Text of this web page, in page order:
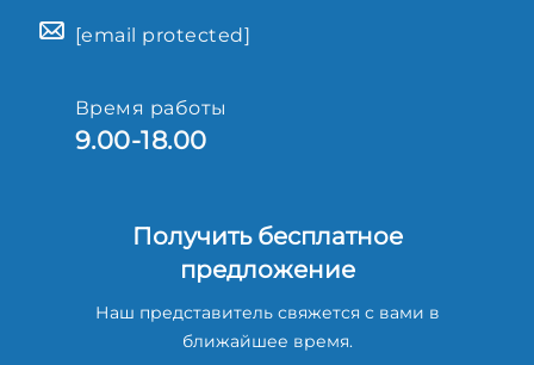
[email protected]
Время работы
9.00-18.00
Получить бесплатное
предложение
Наш представитель свяжется с вами в
ближайшее время.